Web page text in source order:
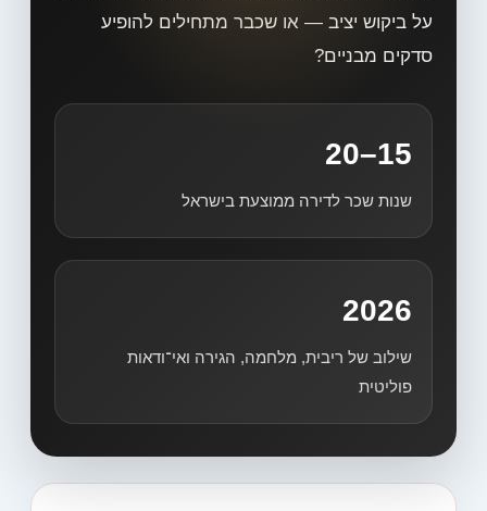
על ביקוש יציב — או שכבר מתחילים להופיע
סדקים מבניים?
15–20
שנות שכר לדירה ממוצעת בישראל
2026
שילוב של ריבית, מלחמה, הגירה ואי־ודאות
פוליטית